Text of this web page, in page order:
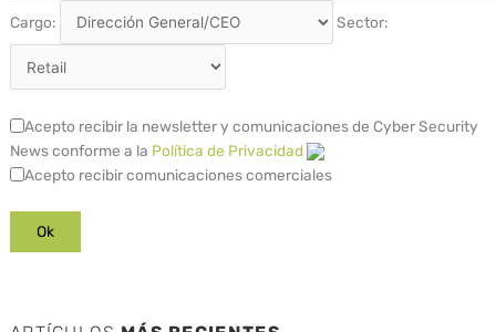
Cargo: Sector:
Acepto recibir la newsletter y comunicaciones de Cyber Security
News conforme a la Política de Privacidad
Acepto recibir comunicaciones comerciales